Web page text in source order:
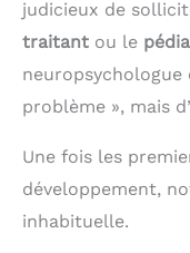
judicieux de
traitant ou le
neuropsychologue
problème », mais
Une fois les
développement,
inhabituelle.